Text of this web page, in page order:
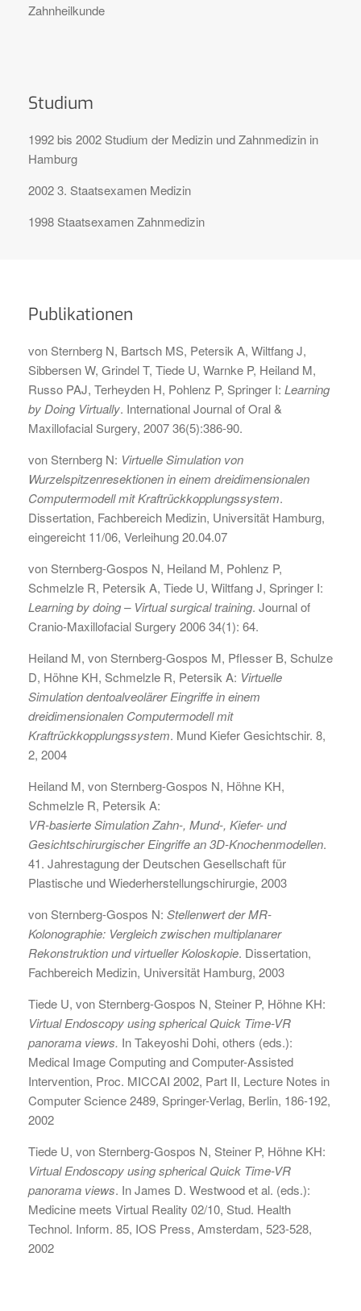
Zahnheilkunde
Studium
1992 bis 2002 Studium der Medizin und Zahnmedizin in
Hamburg
2002 3. Staatsexamen Medizin
1998 Staatsexamen Zahnmedizin
Publikationen
von Sternberg N, Bartsch MS, Petersik A, Wiltfang J,
Sibbersen W, Grindel T, Tiede U, Warnke P, Heiland M,
Russo PAJ, Terheyden H, Pohlenz P, Springer I: Learning
by Doing Virtually. International Journal of Oral &
Maxillofacial Surgery, 2007 36(5):386-90.
von Sternberg N: Virtuelle Simulation von
Wurzelspitzenresektionen in einem dreidimensionalen
Computermodell mit Kraftrückkopplungssystem.
Dissertation, Fachbereich Medizin, Universität Hamburg,
eingereicht 11/06, Verleihung 20.04.07
von Sternberg-Gospos N, Heiland M, Pohlenz P,
Schmelzle R, Petersik A, Tiede U, Wiltfang J, Springer I:
Learning by doing – Virtual surgical training. Journal of
Cranio-Maxillofacial Surgery 2006 34(1): 64.
Heiland M, von Sternberg-Gospos M, Pflesser B, Schulze
D, Höhne KH, Schmelzle R, Petersik A: Virtuelle
Simulation dentoalveolärer Eingriffe in einem
dreidimensionalen Computermodell mit
Kraftrückkopplungssystem. Mund Kiefer Gesichtschir. 8,
2, 2004
Heiland M, von Sternberg-Gospos N, Höhne KH,
Schmelzle R, Petersik A:
VR-basierte Simulation Zahn-, Mund-, Kiefer- und
Gesichtschirurgischer Eingriffe an 3D-Knochenmodellen.
41. Jahrestagung der Deutschen Gesellschaft für
Plastische und Wiederherstellungschirurgie, 2003
von Sternberg-Gospos N: Stellenwert der MR-
Kolonographie: Vergleich zwischen multiplanarer
Rekonstruktion und virtueller Koloskopie. Dissertation,
Fachbereich Medizin, Universität Hamburg, 2003
Tiede U, von Sternberg-Gospos N, Steiner P, Höhne KH:
Virtual Endoscopy using spherical Quick Time-VR
panorama views. In Takeyoshi Dohi, others (eds.):
Medical Image Computing and Computer-Assisted
Intervention, Proc. MICCAI 2002, Part II, Lecture Notes in
Computer Science 2489, Springer-Verlag, Berlin, 186-192,
2002
Tiede U, von Sternberg-Gospos N, Steiner P, Höhne KH:
Virtual Endoscopy using spherical Quick Time-VR
panorama views. In James D. Westwood et al. (eds.):
Medicine meets Virtual Reality 02/10, Stud. Health
Technol. Inform. 85, IOS Press, Amsterdam, 523-528,
2002